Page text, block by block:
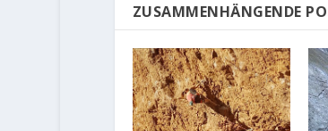
ZUSAMMENHÄNGENDE